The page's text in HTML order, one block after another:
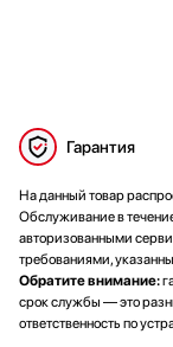
Гарантия
На данный товар
Обслуживание в
авторизованными
требованиями,
Обратите внимание:
срок службы — это
ответственность по